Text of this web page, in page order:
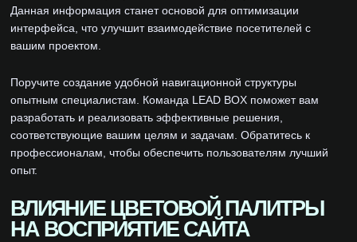
Данная информация станет основой для оптимизации
интерфейса, что улучшит взаимодействие посетителей с
вашим проектом.
Поручите создание удобной навигационной структуры
опытным специалистам. Команда LEAD BOX поможет вам
разработать и реализовать эффективные решения,
соответствующие вашим целям и задачам. Обратитесь к
профессионалам, чтобы обеспечить пользователям лучший
опыт.
ВЛИЯНИЕ ЦВЕТОВОЙ ПАЛИТРЫ
НА ВОСПРИЯТИЕ САЙТА